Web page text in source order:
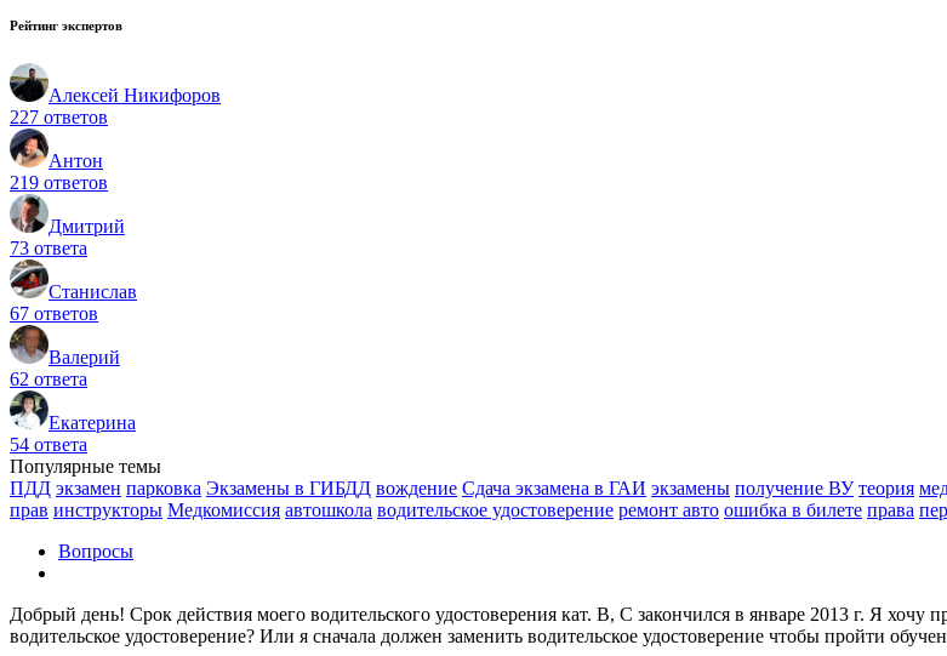
Рейтинг экспертов
Алексей Никифоров
227 ответов
Антон
219 ответов
Дмитрий
73 ответа
Станислав
67 ответов
Валерий
62 ответа
Екатерина
54 ответа
Популярные темы
ПДД экзамен парковка Экзамены в ГИБДД вождение Сдача экзамена в ГАИ экзамены получение ВУ теория
прав инструкторы Медкомиссия автошкола водительское удостоверение ремонт авто ошибка в билете права
Вопросы
Добрый день! Срок действия моего водительского удостоверения кат. В, С закончился в январе 2013 г. Я
водительское удостоверение? Или я сначала должен заменить водительское удостоверение чтобы пройти